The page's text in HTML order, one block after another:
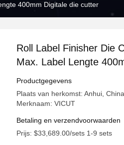
400mm Digitale die cutter
Roll Label Finisher Die
Max. Label Lengte
Productgegevens
Plaats van herkomst: Anhui, China
Merknaam: VICUT
Betaling en verzendvoorwaarden
Prijs: $33,689.00/sets 1-9 sets